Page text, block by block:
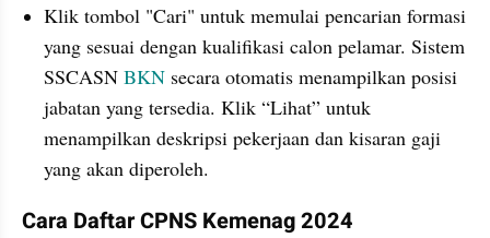
Klik tombol "Cari" untuk memulai pencarian formasi
yang sesuai dengan kualifikasi calon pelamar. Sistem
SSCASN BKN secara otomatis menampilkan posisi
jabatan yang tersedia. Klik “Lihat” untuk
menampilkan deskripsi pekerjaan dan kisaran gaji
yang akan diperoleh.
Cara Daftar CPNS Kemenag 2024